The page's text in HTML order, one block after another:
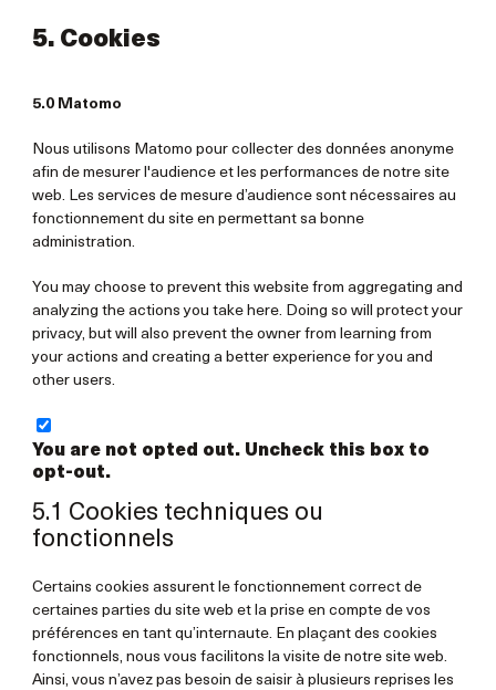
5. Cookies
5.0 Matomo
Nous utilisons Matomo pour collecter des données anonyme
afin de mesurer l'audience et les performances de notre site
web. Les services de mesure d’audience sont nécessaires au
fonctionnement du site en permettant sa bonne
administration.
You may choose to prevent this website from aggregating and
analyzing the actions you take here. Doing so will protect your
privacy, but will also prevent the owner from learning from
your actions and creating a better experience for you and
other users.
You are not opted out. Uncheck this box to
opt-out.
5.1 Cookies techniques ou
fonctionnels
Certains cookies assurent le fonctionnement correct de
certaines parties du site web et la prise en compte de vos
préférences en tant qu’internaute. En plaçant des cookies
fonctionnels, nous vous facilitons la visite de notre site web.
Ainsi, vous n’avez pas besoin de saisir à plusieurs reprises les